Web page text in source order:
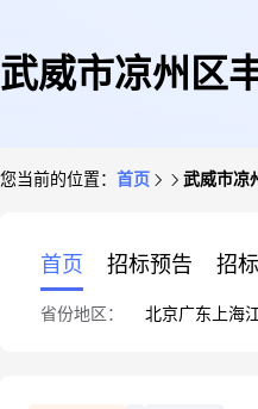
武威市凉州区
您当前的位置： 首页 武威市凉
首页 招标预告 招
省份地区： 北京广东 上海